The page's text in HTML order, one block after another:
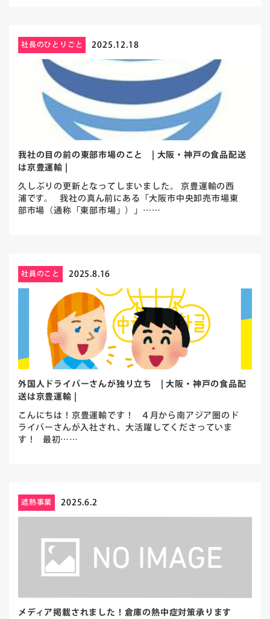
社長のひとりごと 2025.12.18
我社の目の前の東部市場のこと | 大阪・神戸の食品配送
は京豊運輸 |
久しぶりの更新となってしまいました。 京豊運輸の西
浦です。 我社の真ん前にある「大阪市中央卸売市場東
部市場（通称「東部市場」）」……
社員のこと 2025.8.16
外国人ドライバーさんが独り立ち | 大阪・神戸の食品配
送は京豊運輸 |
こんにちは！京豊運輸です！ ４月から南アジア圏のド
ライバーさんが入社され、大活躍してくださっていま
す！ 最初……
遮熱事業 2025.6.2
メディア掲載されました！倉庫の熱中症対策承ります